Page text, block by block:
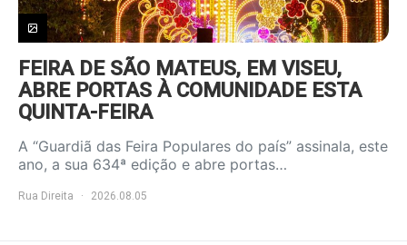
FEIRA DE SÃO MATEUS, EM VISEU,
ABRE PORTAS À COMUNIDADE ESTA
QUINTA-FEIRA
A “Guardiã das Feira Populares do país” assinala, este
ano, a sua 634ª edição e abre portas…
Rua Direita 2026.08.05